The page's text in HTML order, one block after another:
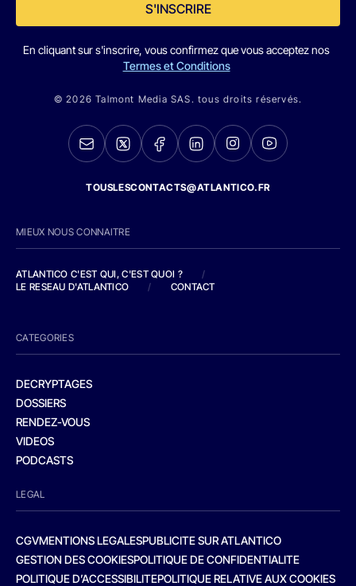
S'INSCRIRE
En cliquant sur s'inscrire, vous confirmez que vous acceptez nos
Termes et Conditions
© 2026 Talmont Media SAS. tous droits réservés.
TOUSLESCONTACTS@ATLANTICO.FR
MIEUX NOUS CONNAITRE
ATLANTICO C'EST QUI, C'EST QUOI ?
/
LE RESEAU D'ATLANTICO
/ CONTACT
CATEGORIES
DECRYPTAGES
DOSSIERS
RENDEZ-VOUS
VIDEOS
PODCASTS
LEGAL
CGVMENTIONS LEGALESPUBLICITE SUR ATLANTICO
GESTION DES COOKIESPOLITIQUE DE CONFIDENTIALITE
POLITIQUE D’ACCESSIBILITEPOLITIQUE RELATIVE AUX COOKIES